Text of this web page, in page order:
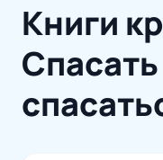
Книги